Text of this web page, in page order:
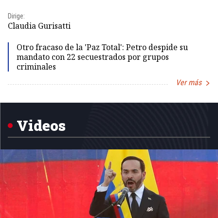
Dirige:
Claudia Gurisatti
Otro fracaso de la 'Paz Total': Petro despide su
mandato con 22 secuestrados por grupos
criminales
Ver más
1
Videos